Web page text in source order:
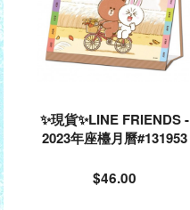
✨現貨✨LINE FRIENDS -
2023年座檯月曆#131953
$46.00